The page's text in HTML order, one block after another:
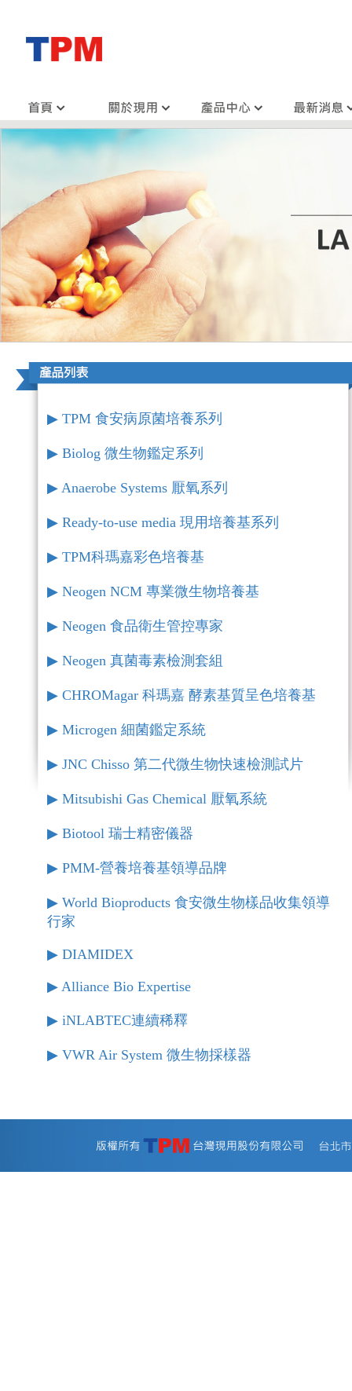
▶︎ TPM 食安病原菌培養系列
▶︎ Biolog 微生物鑑定系列
▶︎ Anaerobe Systems 厭氧系列
▶︎ Ready-to-use media 現用培養基系列
▶︎ TPM科瑪嘉彩色培養基
▶︎ Neogen NCM 專業微生物培養基
▶︎ Neogen 食品衛生管控專家
▶︎ Neogen 真菌毒素檢測套組
▶︎ CHROMagar 科瑪嘉 酵素基質呈色培養基
▶︎ Microgen 細菌鑑定系統
▶︎ JNC Chisso 第二代微生物快速檢測試片
▶︎ Mitsubishi Gas Chemical 厭氧系統
▶︎ Biotool 瑞士精密儀器
▶︎ PMM-營養培養基領導品牌
▶︎ World Bioproducts 食安微生物樣品收集領導
行家
▶︎ DIAMIDEX
▶︎ Alliance Bio Expertise
▶︎ iNLABTEC連續稀釋
▶︎ VWR Air System 微生物採樣器